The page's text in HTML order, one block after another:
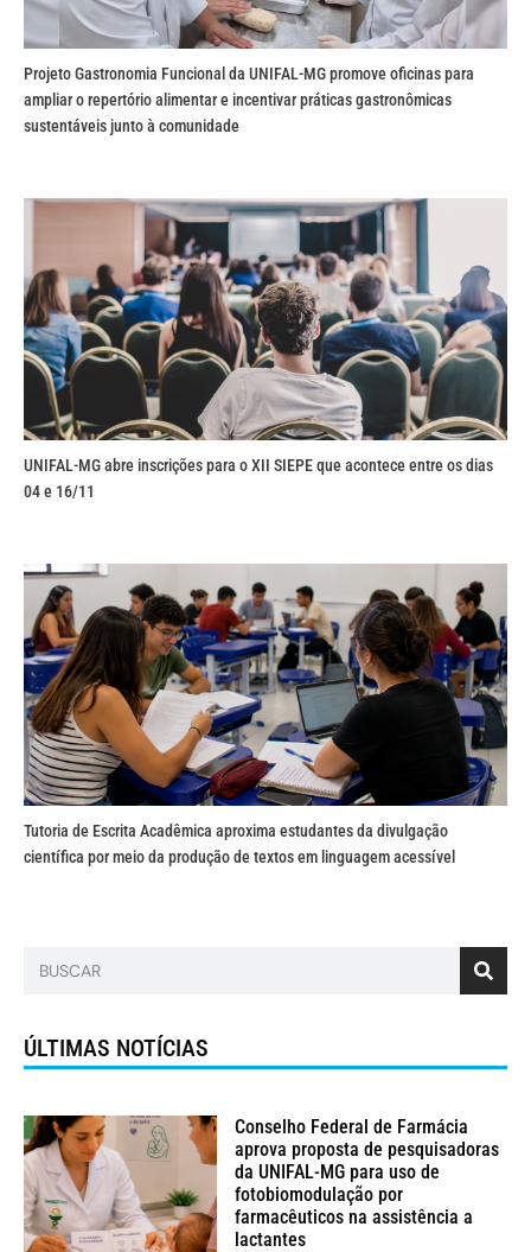
Projeto Gastronomia Funcional da UNIFAL-MG promove oficinas para
ampliar o repertório alimentar e incentivar práticas gastronômicas
sustentáveis junto à comunidade
UNIFAL-MG abre inscrições para o XII SIEPE que acontece entre os dias
04 e 16/11
Tutoria de Escrita Acadêmica aproxima estudantes da divulgação
científica por meio da produção de textos em linguagem acessível
ÚLTIMAS NOTÍCIAS
Conselho Federal de Farmácia
aprova proposta de pesquisadoras
da UNIFAL-MG para uso de
fotobiomodulação por
farmacêuticos na assistência a
lactantes